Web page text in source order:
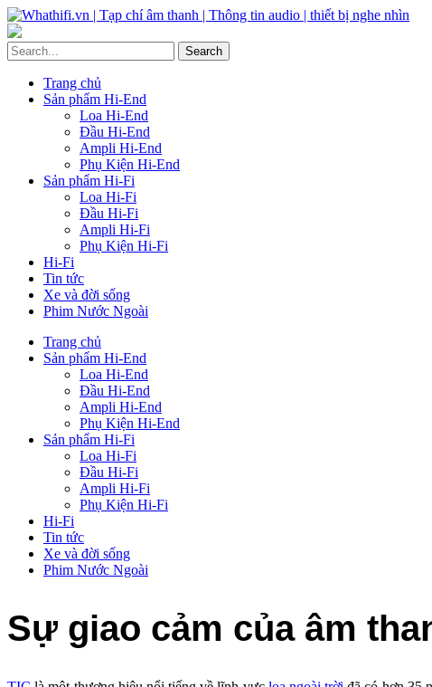
Trang chủ
Sản phẩm Hi-End
Loa Hi-End
Đầu Hi-End
Ampli Hi-End
Phụ Kiện Hi-End
Sản phẩm Hi-Fi
Loa Hi-Fi
Đầu Hi-Fi
Ampli Hi-Fi
Phụ Kiện Hi-Fi
Hi-Fi
Tin tức
Xe và đời sống
Phim Nước Ngoài
Trang chủ
Sản phẩm Hi-End
Loa Hi-End
Đầu Hi-End
Ampli Hi-End
Phụ Kiện Hi-End
Sản phẩm Hi-Fi
Loa Hi-Fi
Đầu Hi-Fi
Ampli Hi-Fi
Phụ Kiện Hi-Fi
Hi-Fi
Tin tức
Xe và đời sống
Phim Nước Ngoài
Sự giao cảm của âm